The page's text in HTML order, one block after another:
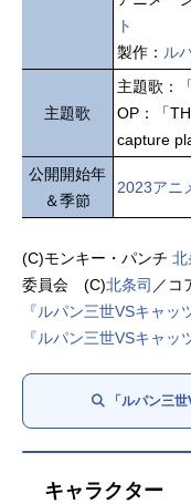
ト
製作： ル
主題歌
主題歌：
OP：「
capture
公開開始年
＆季節
2023アニ
(C)モンキー・パンチ 北
委員会 (C)北条司 ／コ
『ルパン三世VSキャッ
『ルパン三世VSキャ
「ルパン三
キャラクター